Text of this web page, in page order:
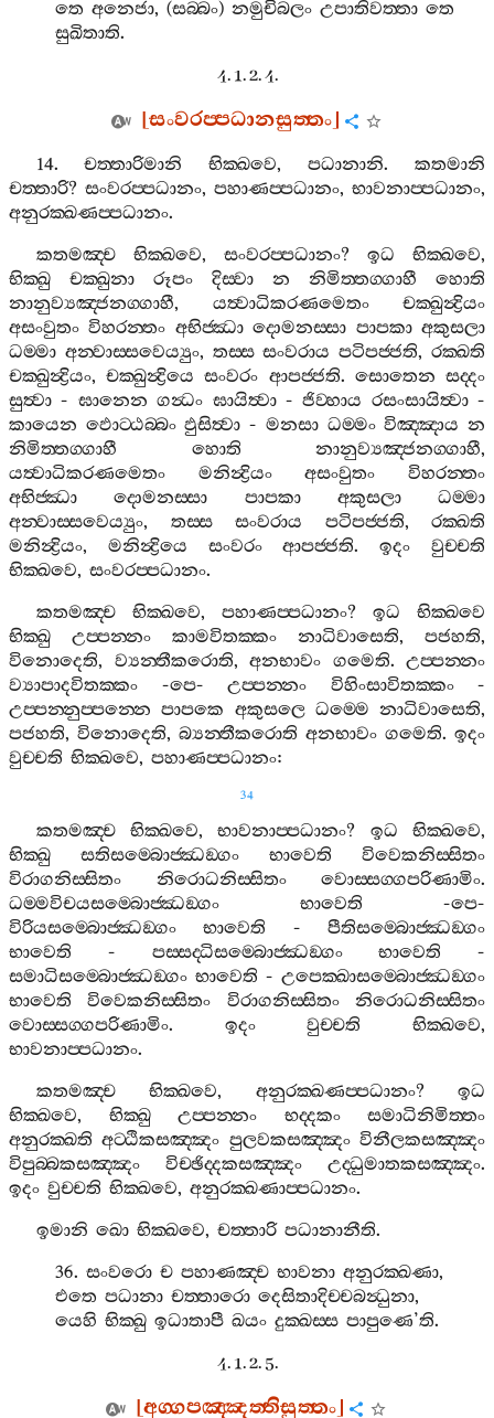
තෙ අනෙජා, (සබ‍්බං)නමුචිබලං උපාතිවත‍්තා තෙ
සුඛිතාති.
4. 1. 2. 4.
[සංවරප‍්පධානසුත‍්තං]
14.චත‍්තාරිමානි භික‍්ඛවෙ,පධානානි. කතමානි
චත‍්තාරි? සංවරප‍්පධානං, පහාණප‍්පධානං, භාවනාප‍්පධානං,
අනුරක‍්ඛණප‍්පධානං.
කතමඤ‍්ච
භික‍්ඛවෙ, සංවරප‍්පධානං? ඉධ භික‍්ඛවෙ,
භික‍්ඛු
චක‍්ඛුනා රූපං දිස‍්වා න නිමිත‍්තග‍්ගාහී
හොති
නානුව්‍යඤ‍්ජනග‍්ගාහී, යත්‍වාධිකරණමෙතං
චක‍්ඛුන්‍ද්‍රියං
අසංවුතං විහරන‍්තං අභිජ‍්ඣා දොමනස‍්සා පාපකා අකුසලා
ධම‍්මා අන‍්වාස‍්සවෙය්‍යුං, තස‍්ස සංවරාය පටිපජ‍්ජති,රක‍්ඛති
චක‍්ඛුන්‍ද්‍රියං,චක‍්ඛුන්‍ද්‍රියෙ සංවරං ආපජ‍්ජති. සොතෙන සද‍්දං
සුත්‍වා - ඝානෙන ගන්‍ධං ඝායිත්‍වා-ජිව‍්හාය රසංසායිත්‍වා-
කායෙන ඵොට‍්ඨබ‍්බං ඵුසිත්‍වා - මනසා ධම‍්මං විඤ‍්ඤාය න
නිමිත‍්තග‍්ගාහී
හොති නානුව්‍යඤ‍්ජනග‍්ගාහී,
යත්‍වාධිකරණමෙතං
මනින්‍ද්‍රියං අසංවුතං
විහරන‍්තං
අභිජ‍්ඣා
දොමනස‍්සා පාපකා අකුසලා
ධම‍්මා
අන‍්වාස‍්සවෙය්‍යුං, තස‍්ස සංවරාය පටිපජ‍්ජති, රක‍්ඛති
මනින්‍ද්‍රියං, මනින්‍ද්‍රියෙ සංවරං ආපජ‍්ජති.ඉදං
වුච‍්චති
භික‍්ඛවෙ, සංවරප‍්පධානං.
කතමඤ‍්ච
භික‍්ඛවෙ, පහාණප‍්පධානං? ඉධ
භික‍්ඛවෙ
භික‍්ඛු
උප‍්පන‍්නං කාමවිතක‍්කං නාධිවාසෙති, පජහති,
විනොදෙති, ව්‍යන‍්තීකරොති, අනභාවං ගමෙති. උප‍්පන‍්නං
ව්‍යාපාදවිතක‍්කං -පෙ- උප‍්පන‍්නං විහිංසාවිතක‍්කං-
උප‍්පන‍්නුප‍්පන‍්නෙ පාපකෙ අකුසලෙ ධම‍්මෙ නාධිවාසෙති,
පජහති, විනොදෙති, බ්‍යන‍්තීකරොති අනභාවං ගමෙති. ඉදං
වුච‍්චති භික‍්ඛවෙ, පහාණප‍්පධානං:
34
කතමඤ‍්ච භික‍්ඛවෙ,භාවනාප‍්පධානං? ඉධ භික‍්ඛවෙ,
භික‍්ඛු
සතිසම‍්බොජ‍්ඣඞ‍්ගං භාවෙති
විවෙකනිස‍්සිතං
විරාගනිස‍්සිතං
නිරොධනිස‍්සිතං වොස‍්සග‍්ගපරිණාමිං.
ධම‍්මවිචයසම‍්බොජ‍්ඣඞ‍්ගං
භාවෙති -පෙ-
විරියසම‍්බොජ‍්ඣඞ‍්ගං
භාවෙති -පීතිසම‍්බොජ‍්ඣඞ‍්ගං
භාවෙති - පස‍්සද‍්ධිසම‍්බොජ‍්ඣඞ‍්ගං භාවෙති -
සමාධිසම‍්බොජ‍්ඣඞ‍්ගං භාවෙති - උපෙක‍්ඛාසම‍්බොජ‍්ඣඞ‍්ගං
භාවෙති
විවෙකනිස‍්සිතං විරාගනිස‍්සිතං
නිරොධනිස‍්සිතං
වොස‍්සග‍්ගපරිණාමිං. ඉදං වුච‍්චති භික‍්ඛවෙ,
භාවනාප‍්පධානං.
කතමඤ‍්ච
භික‍්ඛවෙ, අනුරක‍්ඛණප‍්පධානං?ඉධ
භික‍්ඛවෙ, භික‍්ඛු උප‍්පන‍්නං භද‍්දකං
සමාධිනිමිත‍්තං
අනුරක‍්ඛති අට‍්ඨිකසඤ‍්ඤං පුලවකසඤ‍්ඤං විනීලකසඤ‍්ඤං
විපුබ‍්බකසඤ‍්ඤං
විච‍්ඡිද‍්දකසඤ‍්ඤං උද‍්ධුමාතකසඤ‍්ඤං.
ඉදං වුච‍්චති භික‍්ඛවෙ, අනුරක‍්ඛණාප‍්පධානං.
ඉමානි ඛො භික‍්ඛවෙ, චත‍්තාරි පධානානීති.
36.සංවරො ච පහාණඤ‍්ච භාවනා අනුරක‍්ඛණා,
එතෙ පධානා චත‍්තාරො දෙසිතාදිච‍්චබන්‍ධුනා,
යෙහි භික‍්ඛු ඉධාතාපී ඛයං දුක‍්ඛස‍්ස පාපුණෙ’ති.
4. 1. 2. 5.
[අග‍්ගපඤ‍්ඤත‍්තිසුත‍්තං]